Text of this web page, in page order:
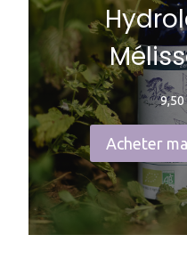
9,50
Acheter